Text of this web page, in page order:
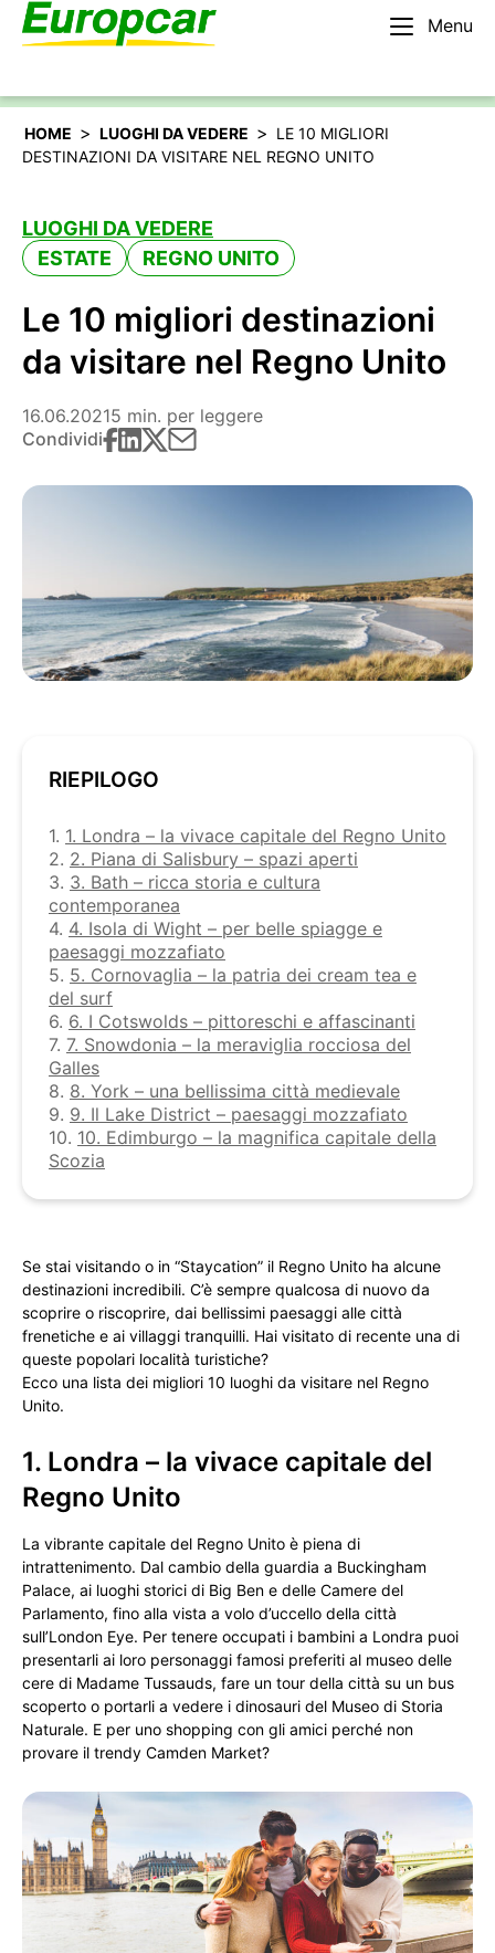
Menu
Italiano
HOME > LUOGHI DA VEDERE > LE 10 MIGLIORI
DESTINAZIONI DA VISITARE NEL REGNO UNITO
LUOGHI DA VEDERE
ESTATE
REGNO UNITO
Le 10 migliori destinazioni
da visitare nel Regno Unito
16.06.20215 min. per leggere
Condividi
RIEPILOGO
1. 1. Londra – la vivace capitale del Regno Unito
2. 2. Piana di Salisbury – spazi aperti
3. 3. Bath – ricca storia e cultura
contemporanea
4. 4. Isola di Wight – per belle spiagge e
paesaggi mozzafiato
5. 5. Cornovaglia – la patria dei cream tea e
del surf
6. 6. I Cotswolds – pittoreschi e affascinanti
7. 7. Snowdonia – la meraviglia rocciosa del
Galles
8. 8. York – una bellissima città medievale
9. 9. Il Lake District – paesaggi mozzafiato
10. 10. Edimburgo – la magnifica capitale della
Scozia
Se stai visitando o in “Staycation” il Regno Unito ha alcune
destinazioni incredibili. C’è sempre qualcosa di nuovo da
scoprire o riscoprire, dai bellissimi paesaggi alle città
frenetiche e ai villaggi tranquilli. Hai visitato di recente una di
queste popolari località turistiche?
Ecco una lista dei migliori 10 luoghi da visitare nel Regno
Unito.
1. Londra – la vivace capitale del
Regno Unito
La vibrante capitale del Regno Unito è piena di
intrattenimento. Dal cambio della guardia a Buckingham
Palace, ai luoghi storici di Big Ben e delle Camere del
Parlamento, fino alla vista a volo d’uccello della città
sull’London Eye. Per tenere occupati i bambini a Londra puoi
presentarli ai loro personaggi famosi preferiti al museo delle
cere di Madame Tussauds, fare un tour della città su un bus
scoperto o portarli a vedere i dinosauri del Museo di Storia
Naturale. E per uno shopping con gli amici perché non
provare il trendy Camden Market?